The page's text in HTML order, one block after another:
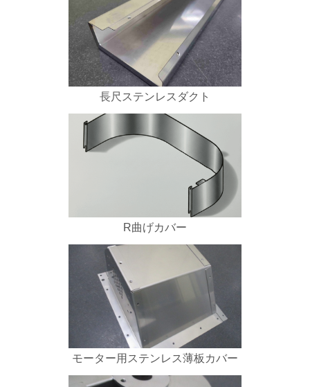
長尺ステンレスダクト
R曲げカバー
モーター用ステンレス薄板カバー